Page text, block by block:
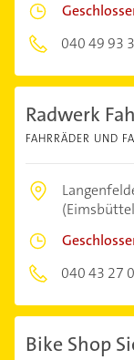
040 49 93
Radwerk
FAHRRÄDER UND
040 43 27
Bike Shop